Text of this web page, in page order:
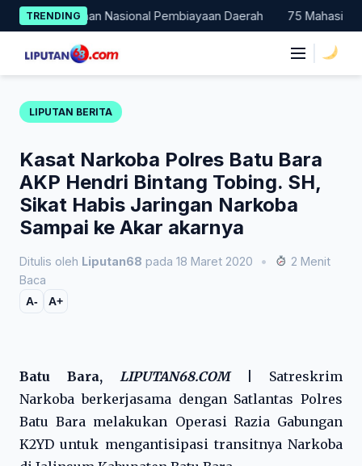
Skip
to
content
TRENDINGNasional Pembiayaan Daerah 75 Mahasiswa
LIPUTAN BERITA
Kasat Narkoba Polres Batu Bara
AKP Hendri Bintang Tobing. SH,
Sikat Habis Jaringan Narkoba
Sampai ke Akar akarnya
Ditulis oleh Liputan68 pada 18 Maret 2020 •
2 Menit
Baca
A- A+
Batu Bara, LIPUTAN68.COM|
Satreskrim
Narkoba berkerjasama dengan Satlantas Polres
Batu Bara melakukan Operasi Razia Gabungan
K2YD untuk mengantisipasi transitnya Narkoba